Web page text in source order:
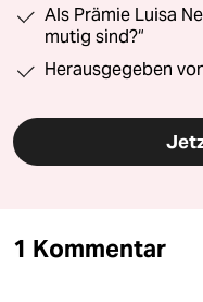
Als Prämie Luisa
mutig sind?“
Herausgegeben
1 Kommentar